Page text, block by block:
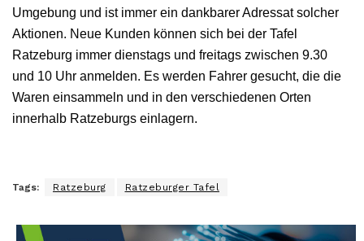
Umgebung und ist immer ein dankbarer Adressat solcher
Aktionen. Neue Kunden können sich bei der Tafel
Ratzeburg immer dienstags und freitags zwischen 9.30
und 10 Uhr anmelden. Es werden Fahrer gesucht, die die
Waren einsammeln und in den verschiedenen Orten
innerhalb Ratzeburgs einlagern.
Tags: Ratzeburg Ratzeburger Tafel